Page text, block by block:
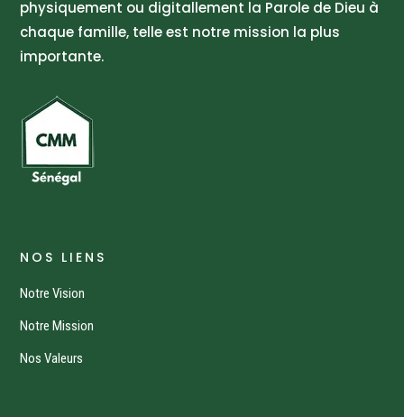
physiquement ou digitallement la Parole de Dieu à
chaque famille, telle est notre mission la plus
importante.
NOS LIENS
Notre Vision
Notre Mission
Nos Valeurs